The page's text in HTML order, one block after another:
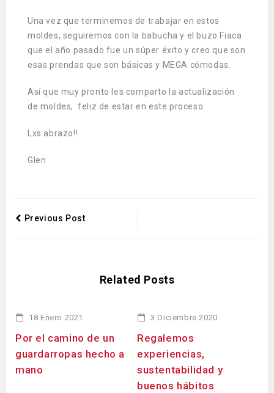
Una vez que terminemos de trabajar en estos
moldes, seguiremos con la babucha y el buzo Fiaca
que el año pasado fue un súper éxito y creo que son
esas prendas que son básicas y MEGA cómodas.
Así que muy pronto les comparto la actualización
de moldes, feliz de estar en este proceso.
Lxs abrazo!!
Glen
Previous Post
Related Posts
18 Enero 2021
Por el camino de un
guardarropas hecho a
mano
3 Diciembre 2020
Regalemos
experiencias,
sustentabilidad y
buenos hábitos